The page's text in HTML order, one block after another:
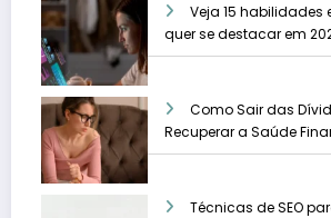
Veja 15
quer se destacar em
Como Sair das
Recuperar a Saúde
Técnicas de SEO